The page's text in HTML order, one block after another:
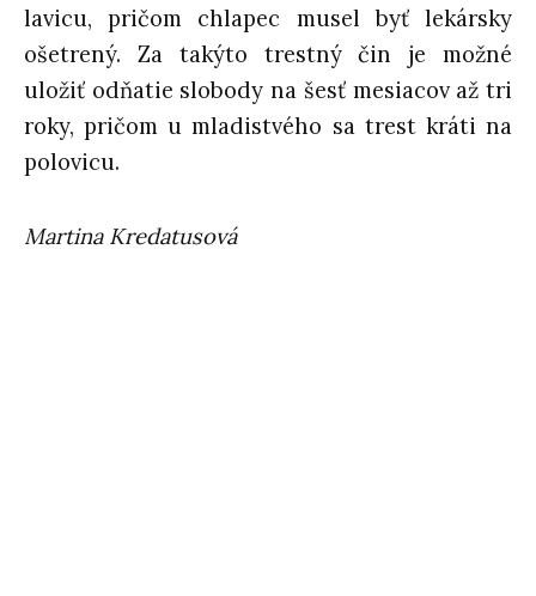
lavicu, pričom chlapec musel byť lekársky
ošetrený. Za takýto trestný čin je možné
uložiť odňatie slobody na šesť mesiacov až tri
roky, pričom u mladistvého sa trest kráti na
polovicu.
Martina Kredatusová